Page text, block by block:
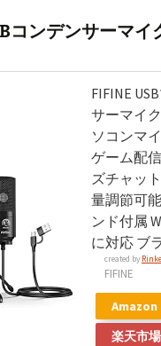
コンデンサーマイ
FIFINE
サーマイ
ソコンマ
ゲーム配
ズチャッ
量調節可
ンド付属
に対応 ブ
created by
FIFINE
Amazon
楽天市場